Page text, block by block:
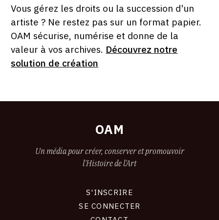
FORMAT
ÉTAT
Vous gérez les droits ou la succession d'un
artiste ? Ne restez pas sur un format papier.
OAM sécurise, numérise et donne de la
valeur à vos archives. Découvrez notre
solution de création
OAM
Un média pour créer, conserver et promouvoir
l'Histoire de l'Art
S'INSCRIRE
SE CONNECTER